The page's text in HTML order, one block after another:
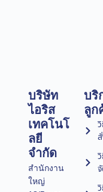
บริษัท
ไอริส
เทคโนโ
ลยี
จำกัด
สำนักงาน
ใหญ่
บริ
ลูก